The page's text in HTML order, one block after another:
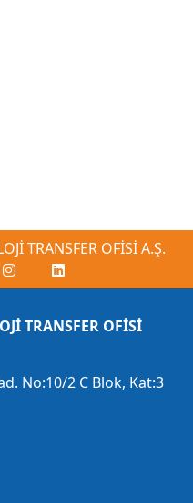
TRANSFER OFİSİ A.Ş.
TRANSFER OFİSİ
No:10/2 C Blok, Kat:3